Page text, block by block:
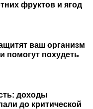
фруктов и ягод
ваш организм
помогут похудеть
доходы
до критической